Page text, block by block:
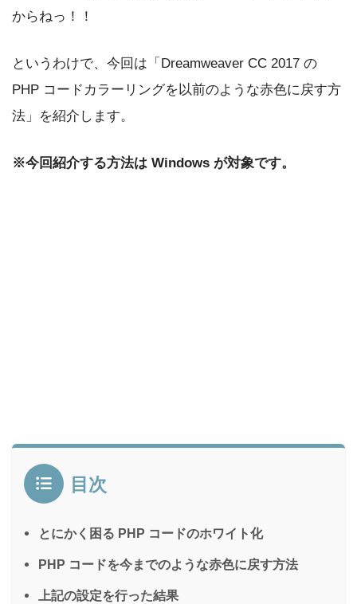
からねっ！！
というわけで、今回は「Dreamweaver CC 2017 の
PHP コードカラーリングを以前のような赤色に戻す方
法」を紹介します。
※今回紹介する方法は Windows が対象です。
目次
とにかく困る PHP コードのホワイト化
PHP コードを今までのような赤色に戻す方法
上記の設定を行った結果